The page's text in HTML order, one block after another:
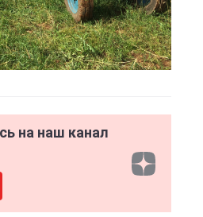
на наш канал